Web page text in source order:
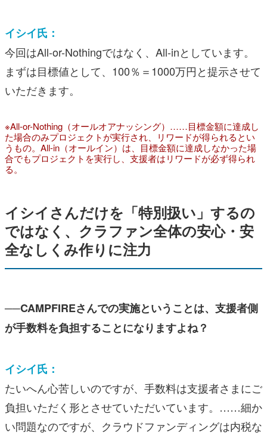
イシイ氏：
今回はAll-or-Nothingではなく、All-inとしています。
まずは目標値として、100％＝1000万円と提示させて
いただきます。
※All-or-Nothing（オールオアナッシング）……目標金額に達成し
た場合のみプロジェクトが実行され、リワードが得られるとい
うもの。All-in（オールイン）は、目標金額に達成しなかった場
合でもプロジェクトを実行し、支援者はリワードが必ず得られ
る。
イシイさんだけを「特別扱い」するの
ではなく、クラファン全体の安心・安
全なしくみ作りに注力
──CAMPFIREさんでの実施ということは、支援者側
が手数料を負担することになりますよね？
イシイ氏：
たいへん心苦しいのですが、手数料は支援者さまにご
負担いただく形とさせていただいています。……細か
い問題なのですが、クラウドファンディングは内税な